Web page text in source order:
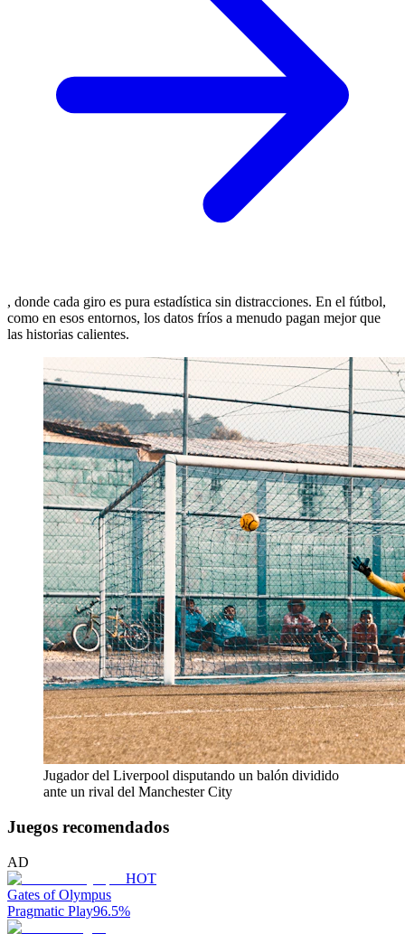
, donde cada giro es pura estadística sin distracciones. En el fútbol,
como en esos entornos, los datos fríos a menudo pagan mejor que
las historias calientes.
Jugador del Liverpool disputando un balón dividido
ante un rival del Manchester City
Juegos recomendados
AD
HOT
Gates of Olympus
Pragmatic Play96.5%